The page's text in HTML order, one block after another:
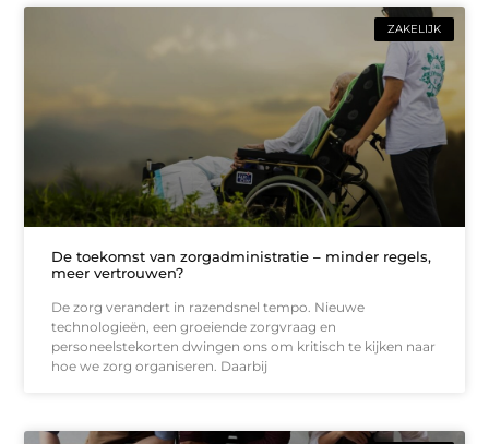
ZAKELIJK
De toekomst van zorgadministratie – minder regels,
meer vertrouwen?
De zorg verandert in razendsnel tempo. Nieuwe
technologieën, een groeiende zorgvraag en
personeelstekorten dwingen ons om kritisch te kijken naar
hoe we zorg organiseren. Daarbij